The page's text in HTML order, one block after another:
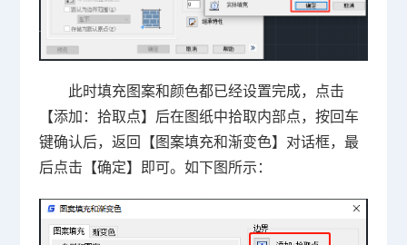
此时填充图案和颜色都已经设置完成，点击
【添加：拾取点】后在图纸中拾取内部点，按回车
键确认后，返回【图案填充和渐变色】对话框，最
后点击【确定】即可。如下图所示：